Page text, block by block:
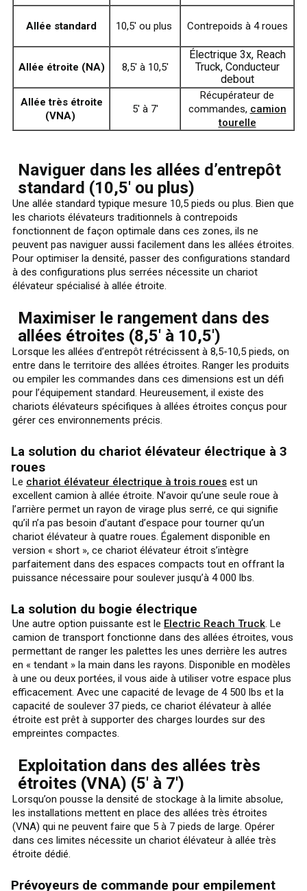
Allée standard 10,5' ou plus Contrepoids à 4 roues
Allée étroite (NA) 8,5' à 10,5'
Électrique 3x, Reach
Truck, Conducteur
debout
Allée très étroite
(VNA)
5' à 7'
Récupérateur de
commandes, camion
tourelle
Naviguer dans les allées d’entrepôt
standard (10,5' ou plus)
Une allée standard typique mesure 10,5 pieds ou plus. Bien que
les chariots élévateurs traditionnels à contrepoids
fonctionnent de façon optimale dans ces zones, ils ne
peuvent pas naviguer aussi facilement dans les allées étroites.
Pour optimiser la densité, passer des configurations standard
à des configurations plus serrées nécessite un chariot
élévateur spécialisé à allée étroite.
Maximiser le rangement dans des
allées étroites (8,5' à 10,5')
Lorsque les allées d’entrepôt rétrécissent à 8,5-10,5 pieds, on
entre dans le territoire des allées étroites. Ranger les produits
ou empiler les commandes dans ces dimensions est un défi
pour l’équipement standard. Heureusement, il existe des
chariots élévateurs spécifiques à allées étroites conçus pour
gérer ces environnements précis.
La solution du chariot élévateur électrique à 3
roues
Le chariot élévateur électrique à trois roues est un
excellent camion à allée étroite. N’avoir qu’une seule roue à
l’arrière permet un rayon de virage plus serré, ce qui signifie
qu’il n’a pas besoin d’autant d’espace pour tourner qu’un
chariot élévateur à quatre roues. Également disponible en
version « short », ce chariot élévateur étroit s’intègre
parfaitement dans des espaces compacts tout en offrant la
puissance nécessaire pour soulever jusqu’à 4 000 lbs.
La solution du bogie électrique
Une autre option puissante est le Electric Reach Truck. Le
camion de transport fonctionne dans des allées étroites, vous
permettant de ranger les palettes les unes derrière les autres
en « tendant » la main dans les rayons. Disponible en modèles
à une ou deux portées, il vous aide à utiliser votre espace plus
efficacement. Avec une capacité de levage de 4 500 lbs et la
capacité de soulever 37 pieds, ce chariot élévateur à allée
étroite est prêt à supporter des charges lourdes sur des
empreintes compactes.
Exploitation dans des allées très
étroites (VNA) (5' à 7')
Lorsqu’on pousse la densité de stockage à la limite absolue,
les installations mettent en place des allées très étroites
(VNA) qui ne peuvent faire que 5 à 7 pieds de large. Opérer
dans ces limites nécessite un chariot élévateur à allée très
étroite dédié.
Prévoyeurs de commande pour empilement